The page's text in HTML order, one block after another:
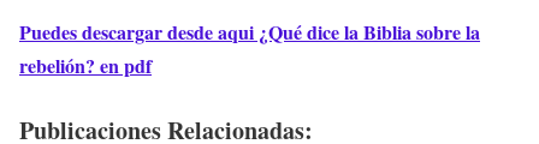
Puedes descargar desde aqui ¿Qué dice la Biblia sobre la
rebelión? en pdf
Publicaciones Relacionadas: